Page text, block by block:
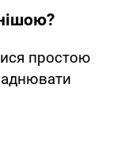
простою